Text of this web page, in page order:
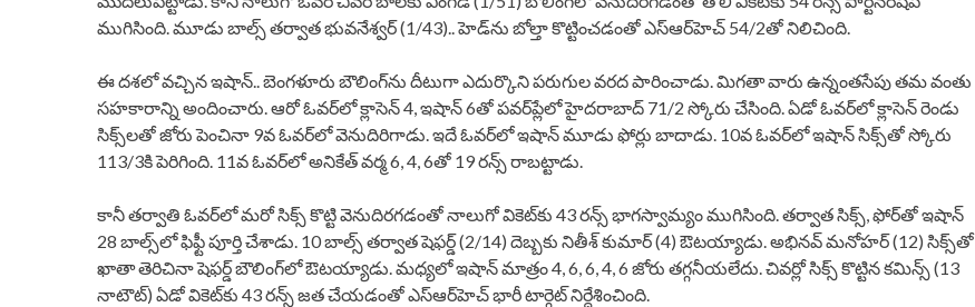
ముగిసింది. మూడు బాల్స్‌‌‌‌ తర్వాత భువనేశ్వర్‌‌‌‌ (1/43).. హెడ్‌‌‌‌ను బోల్తా కొట్టించడంతో ఎస్‌‌‌‌ఆర్‌‌‌‌హెచ్‌‌‌‌ 54/2తో నిలిచింది.
ఈ దశలో వచ్చిన ఇషాన్‌‌‌‌.. బెంగళూరు బౌలింగ్‌‌‌‌ను దీటుగా ఎదుర్కొని పరుగుల వరద పారించాడు. మిగతా వారు ఉన్నంతసేపు తమ వంతు
సహకారాన్ని అందించారు. ఆరో ఓవర్‌‌‌‌లో క్లాసెన్‌‌‌‌ 4, ఇషాన్‌‌‌‌ 6తో పవర్‌‌‌‌ప్లేలో హైదరాబాద్‌‌‌‌ 71/2 స్కోరు చేసింది. ఏడో ఓవర్‌‌‌‌లో క్లాసెన్‌‌‌‌ రెండు
సిక్స్‌‌‌‌లతో జోరు పెంచినా 9వ ఓవర్‌‌‌‌లో వెనుదిరిగాడు. ఇదే ఓవర్‌‌‌‌లో ఇషాన్‌‌‌‌ మూడు ఫోర్లు బాదాడు. 10వ ఓవర్‌‌‌‌లో ఇషాన్‌‌‌‌ సిక్స్‌‌‌‌తో స్కోరు
113/3కి పెరిగింది. 11వ ఓవర్‌‌‌‌లో అనికేత్‌‌‌‌ వర్మ 6, 4, 6తో 19 రన్స్‌‌‌‌ రాబట్టాడు.
కానీ తర్వాతి ఓవర్‌‌‌‌లో మరో సిక్స్‌‌‌‌ కొట్టి వెనుదిరగడంతో నాలుగో వికెట్‌‌‌‌కు 43 రన్స్‌‌‌‌ భాగస్వామ్యం ముగిసింది. తర్వాత సిక్స్‌‌‌‌, ఫోర్‌‌‌‌తో ఇషాన్‌‌‌‌
28 బాల్స్‌‌‌‌లో ఫిఫ్టీ పూర్తి చేశాడు. 10 బాల్స్‌‌‌‌ తర్వాత షెఫర్డ్‌‌‌‌ (2/14) దెబ్బకు నితీశ్‌‌‌‌ కుమార్‌‌‌‌ (4) ఔటయ్యాడు. అభినవ్‌‌‌‌ మనోహర్‌‌‌‌ (12) సిక్స్‌‌‌‌తో
ఖాతా తెరిచినా షెఫర్డ్‌‌‌‌ బౌలింగ్‌లో ఔటయ్యాడు. మధ్యలో ఇషాన్‌‌‌‌ మాత్రం 4, 6, 6, 4, 6 జోరు తగ్గనీయలేదు. చివర్లో సిక్స్‌‌‌‌ కొట్టిన కమిన్స్‌‌‌‌ (13
నాటౌట్‌‌‌‌) ఏడో వికెట్‌‌‌‌కు 43 రన్స్‌‌‌‌ జత చేయడంతో ఎస్‌‌‌‌ఆర్‌‌‌‌హెచ్‌‌‌‌ భారీ టార్గెట్‌‌‌‌ నిర్దేశించింది.